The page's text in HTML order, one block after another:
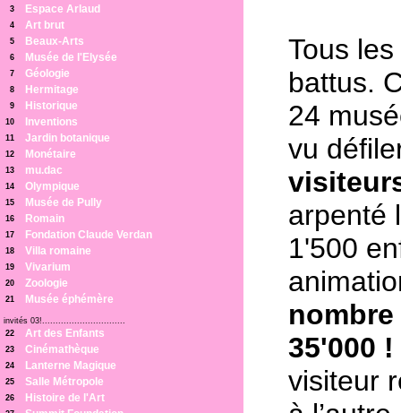
3 Espace Arlaud
4 Art brut
5 Beaux-Arts
6 Musée de l'Elysée
7 Géologie
8 Hermitage
9 Historique
10 Inventions
11 Jardin botanique
12 Monétaire
13 mu.dac
14 Olympique
15 Musée de Pully
16 Romain
17 Fondation Claude Verdan
18 Villa romaine
19 Vivarium
20 Zoologie
21 Musée éphémère
invités 03!...............................
22
Art des Enfants
23 Cinémathèque
24 Lanterne Magique
25 Salle Métropole
26 Histoire de l'Art
Tous
battus.
24
vu
arpenté
1'500
35'000 !
visiteur